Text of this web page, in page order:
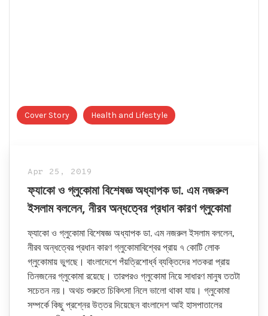
Cover Story Health and Lifestyle
Apr 25, 2019
ফ্যাকো ও গ্লুকোমা বিশেষজ্ঞ অধ্যাপক ডা. এম নজরুল
ইসলাম বললেন, নীরব অন্ধত্বের প্রধান কারণ গ্লুকোমা
ফ্যাকো ও গ্লুকোমা বিশেষজ্ঞ অধ্যাপক ডা. এম নজরুল ইসলাম বললেন,
নীরব অন্ধত্বের প্রধান কারণ গ্লুকোমাবিশ্বের প্রায় ৭ কোটি লোক
গ্লুকোমায় ভুগছে। বাংলাদেশে পঁয়ত্রিশোর্ধ্ব ব্যক্তিদের শতকরা প্রায়
তিনজনের গ্লুকোমা রয়েছে। তারপরও গ্লুকোমা নিয়ে সাধারণ মানুষ ততটা
সচেতন নয়। অথচ শুরুতে চিকিৎসা নিলে ভালো থাকা যায়। গ্লুকোমা
সম্পর্কে কিছু প্রশ্নের উত্তর দিয়েছেন বাংলাদেশ আই হাসপাতালের